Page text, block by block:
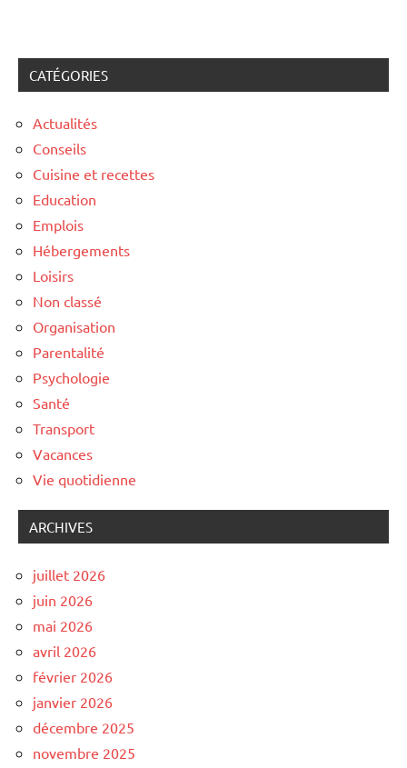
CATÉGORIES
Actualités
Conseils
Cuisine et recettes
Education
Emplois
Hébergements
Loisirs
Non classé
Organisation
Parentalité
Psychologie
Santé
Transport
Vacances
Vie quotidienne
ARCHIVES
juillet 2026
juin 2026
mai 2026
avril 2026
février 2026
janvier 2026
décembre 2025
novembre 2025